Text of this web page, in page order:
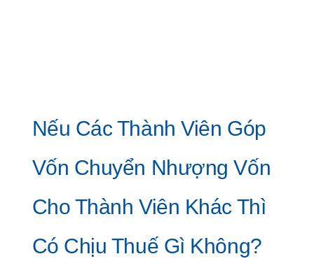
Nếu Các Thành Viên Góp
Vốn Chuyển Nhượng Vốn
Cho Thành Viên Khác Thì
Có Chịu Thuế Gì Không?